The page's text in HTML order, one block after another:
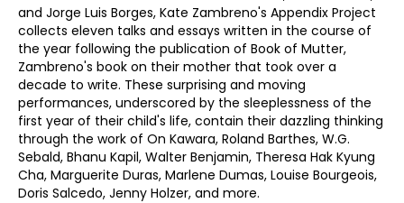
and Jorge Luis Borges, Kate Zambreno's Appendix Project
collects eleven talks and essays written in the course of
the year following the publication of Book of Mutter,
Zambreno's book on their mother that took over a
decade to write. These surprising and moving
performances, underscored by the sleeplessness of the
first year of their child's life, contain their dazzling thinking
through the work of On Kawara, Roland Barthes, W.G.
Sebald, Bhanu Kapil, Walter Benjamin, Theresa Hak Kyung
Cha, Marguerite Duras, Marlene Dumas, Louise Bourgeois,
Doris Salcedo, Jenny Holzer, and more.